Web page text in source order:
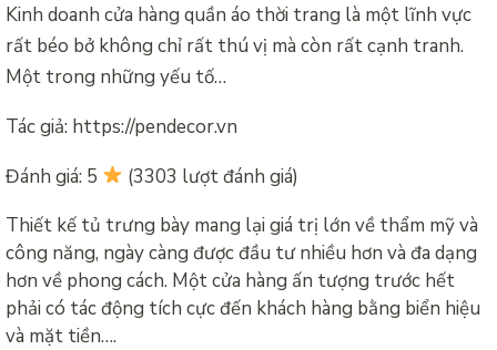
Kinh doanh cửa hàng quần áo thời trang là một lĩnh vực
rất béo bở không chỉ rất thú vị mà còn rất cạnh tranh.
Một trong những yếu tố…
Tác giả: https://pendecor.vn
Đánh giá: 5
(3303 lượt đánh giá)
Thiết kế tủ trưng bày mang lại giá trị lớn về thẩm mỹ và
công năng, ngày càng được đầu tư nhiều hơn và đa dạng
hơn về phong cách. Một cửa hàng ấn tượng trước hết
phải có tác động tích cực đến khách hàng bằng biển hiệu
và mặt tiền….